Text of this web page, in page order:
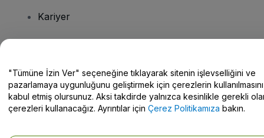
Kariyer
Yardım Merkezi / Bize Ulaşın
"Tümüne İzin Ver" seçeneğine tıklayarak sitenin işlevselliğini ve
pazarlamaya uygunluğunu geliştirmek için çerezlerin kullanılmasını
kabul etmiş olursunuz. Aksi takdirde yalnızca kesinlikle gerekli
çerezleri kullanacağız. Ayrıntılar için Çerez Politikamıza bakın.